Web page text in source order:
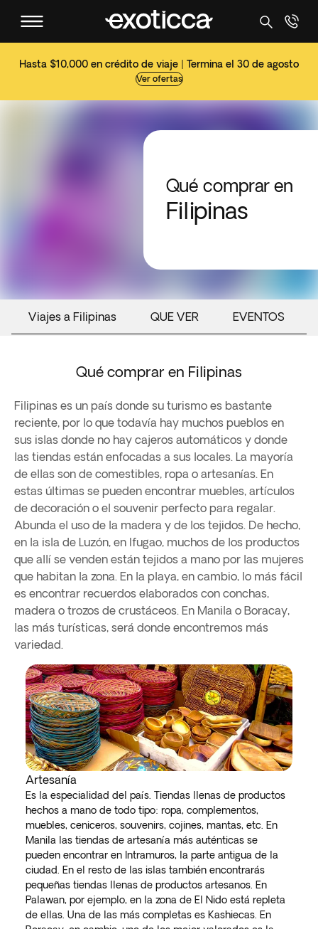
Hasta $10,000 en crédito de viaje | Termina el 30 de agosto
Ver ofertas
Qué comprar en
Filipinas
Viajes a Filipinas QUE VER EVENTOS
Qué comprar en Filipinas
Filipinas es un país donde su turismo es bastante
reciente, por lo que todavía hay muchos pueblos en
sus islas donde no hay cajeros automáticos y donde
las tiendas están enfocadas a sus locales. La mayoría
de ellas son de comestibles, ropa o artesanías. En
estas últimas se pueden encontrar muebles, artículos
de decoración o el souvenir perfecto para regalar.
Abunda el uso de la madera y de los tejidos. De hecho,
en la isla de Luzón, en Ifugao, muchos de los productos
que allí se venden están tejidos a mano por las mujeres
que habitan la zona. En la playa, en cambio, lo más fácil
es encontrar recuerdos elaborados con conchas,
madera o trozos de crustáceos. En Manila o Boracay,
las más turísticas, será donde encontremos más
variedad.
Artesanía
Es la especialidad del país. Tiendas llenas de productos
hechos a mano de todo tipo: ropa, complementos,
muebles, ceniceros, souvenirs, cojines, mantas, etc. En
Manila las tiendas de artesanía más auténticas se
pueden encontrar en Intramuros, la parte antigua de la
ciudad. En el resto de las islas también encontrarás
pequeñas tiendas llenas de productos artesanos. En
Palawan, por ejemplo, en la zona de El Nido está repleta
de ellas. Una de las más completas es Kashiecas. En